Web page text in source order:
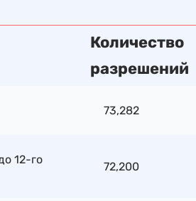
Количество
разрешений
73,282
12-го
72,200